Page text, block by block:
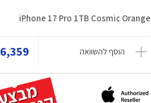
iPhone 17 Pro 1TB Cosmic Orange
הוסף להשוואה 6,359 ₪